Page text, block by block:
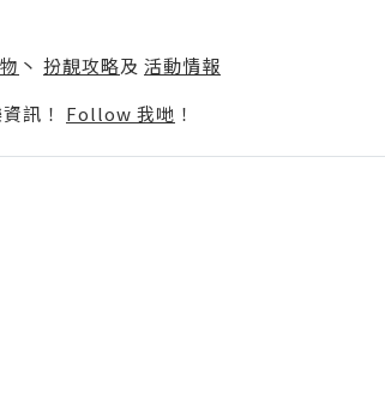
丶 扮靚攻略及 活動情報
訊！ Follow 我哋 ！